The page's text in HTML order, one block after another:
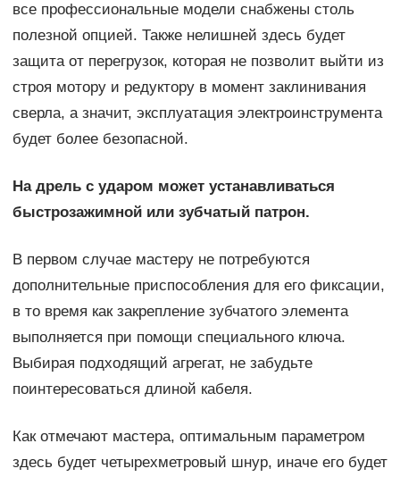
все профессиональные модели снабжены столь
полезной опцией. Также нелишней здесь будет
защита от перегрузок, которая не позволит выйти из
строя мотору и редуктору в момент заклинивания
сверла, а значит, эксплуатация электроинструмента
будет более безопасной.
На дрель с ударом может устанавливаться
быстрозажимной или зубчатый патрон.
В первом случае мастеру не потребуются
дополнительные приспособления для его фиксации,
в то время как закрепление зубчатого элемента
выполняется при помощи специального ключа.
Выбирая подходящий агрегат, не забудьте
поинтересоваться длиной кабеля.
Как отмечают мастера, оптимальным параметром
здесь будет четырехметровый шнур, иначе его будет